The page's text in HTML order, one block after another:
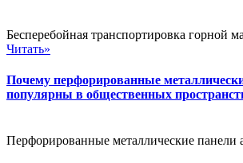
Бесперебойная транспортировка горной
Читать»
Почему перфорированные
популярны в общественных
Перфорированные металлические панели